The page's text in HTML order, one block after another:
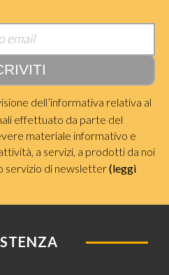
dell’informativa relativa al
effettuato da parte del
materiale informativo e
a servizi, a prodotti da noi
servizio di newsletter(leggi